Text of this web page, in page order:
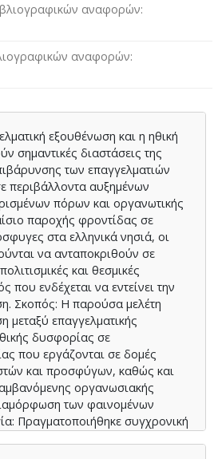
αναφορών
αναφορών
εξουθένωση και η ηθική
σημαντικές διαστάσεις της
των επαγγελματιών
περιβάλλοντα αυξημένων
πόρων και οργανωτικής
παροχής φροντίδας σε
στα ελληνικά νησιά, οι
να ανταποκριθούν σε
και θεσμικές
που ενδέχεται να εντείνει την
Σκοπός: Η παρούσα μελέτη
μεταξύ επαγγελματικής
δυσφορίας σε
που εργάζονται σε δομές
και προσφύγων, καθώς και
οργανωσιακής
των φαινομένων
Πραγματοποιήθηκε συγχρονική